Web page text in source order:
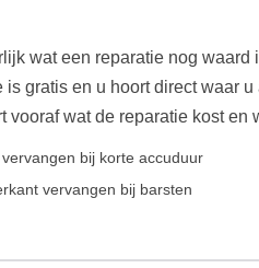
wat een reparatie nog
gratis en u hoort direct waar
wat de reparatie kost en
bij korte accuduur
vervangen bij barsten